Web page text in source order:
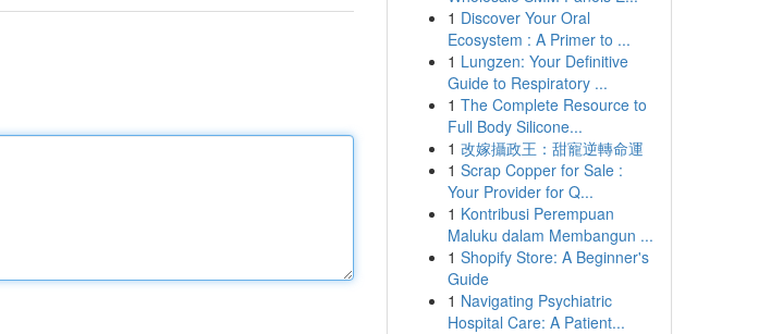
1 Discover Your Oral
Ecosystem : A Primer to ...
1 Lungzen: Your Definitive
Guide to Respiratory ...
1 The Complete Resource to
Full Body Silicone...
1 改嫁攝政王：甜寵逆轉命運
1 Scrap Copper for Sale :
Your Provider for Q...
1 Kontribusi Perempuan
Maluku dalam Membangun ...
1 Shopify Store: A Beginner's
Guide
1 Navigating Psychiatric
Hospital Care: A Patient...